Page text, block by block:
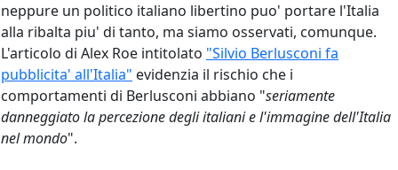
neppure un politico italiano libertino puo' portare l'Italia
alla ribalta piu' di tanto, ma siamo osservati, comunque.
L'articolo di Alex Roe intitolato "Silvio Berlusconi fa
pubblicita' all'Italia" evidenzia il rischio che i
comportamenti di Berlusconi abbiano "seriamente
danneggiato la percezione degli italiani e l'immagine dell'Italia
nel mondo".